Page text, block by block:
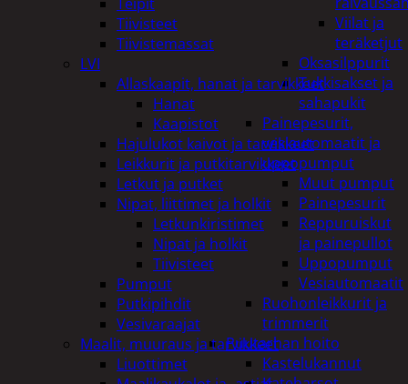
Viilat ja
teräketjut
Oksasilppurit
Tukkisakset ja
sahapukit
Painepesurit,
vesiautomaatit ja
uppopumput
Muut pumput
Painepesurit
Reppuruiskut
ja painepullot
Uppopumput
Vesiautomaatit
Ruohonleikkurit ja
trimmerit
Puutarhan hoito
Kastelukannut
Tiivisteet
Tiivistemassat
LVI
Allaskaapit, hanat ja tarvikkeet
Hanat
Kaapistot
Hajulukot kaivot ja tarvikkeet
Leikkurit ja putkitarvikkeet
Letkut ja putket
Nipat, liittimet ja holkit
Letkunkiristimet
Nipat ja holkit
Tiivisteet
Pumput
Putkipihdit
Vesivaraajat
Maalit, muuraus ja tarvikkeet
Liuottimet